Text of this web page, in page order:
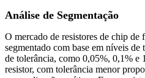
Análise de Segmentação
O mercado de resistores de chip
segmentado com base em níveis
de tolerância, como 0,05%, 0,1% e
resistor, com tolerância menor